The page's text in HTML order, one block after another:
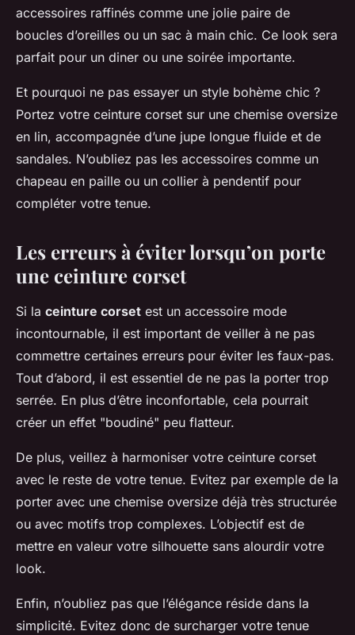
accessoires raffinés comme une jolie paire de
boucles d’oreilles ou un sac à main chic. Ce look sera
parfait pour un diner ou une soirée importante.
Et pourquoi ne pas essayer un style bohème chic ?
Portez votre ceinture corset sur une chemise oversize
en lin, accompagnée d’une jupe longue fluide et de
sandales. N’oubliez pas les accessoires comme un
chapeau en paille ou un collier à pendentif pour
compléter votre tenue.
Les erreurs à éviter lorsqu’on porte
une ceinture corset
Si la ceinture corset est un accessoire mode
incontournable, il est important de veiller à ne pas
commettre certaines erreurs pour éviter les faux-pas.
Tout d’abord, il est essentiel de ne pas la porter trop
serrée. En plus d’être inconfortable, cela pourrait
créer un effet "boudiné" peu flatteur.
De plus, veillez à harmoniser votre ceinture corset
avec le reste de votre tenue. Evitez par exemple de la
porter avec une chemise oversize déjà très structurée
ou avec motifs trop complexes. L’objectif est de
mettre en valeur votre silhouette sans alourdir votre
look.
Enfin, n’oubliez pas que l’élégance réside dans la
simplicité. Evitez donc de surcharger votre tenue